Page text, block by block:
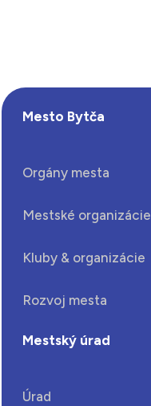
Mesto Bytča
Orgány mesta
Mestské organizácie
Kluby & organizácie
Rozvoj mesta
Mestský úrad
Úrad